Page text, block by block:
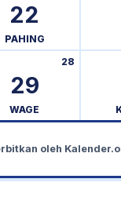
22
PAHING
29
28
WAGE
oleh